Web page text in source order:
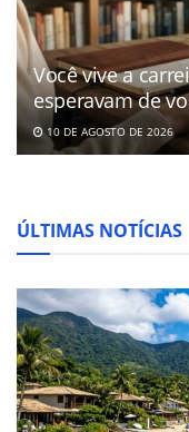
Você vive a
esperavam de
10 DE AGOSTO DE 2026
ÚLTIMAS NOTÍCIAS